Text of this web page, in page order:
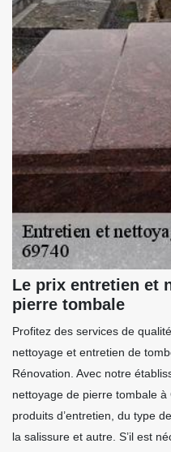
Le prix entretien et
pierre tombale
Profitez des services de
nettoyage et entretien de
Rénovation. Avec notre
nettoyage de pierre tombale
produits d’entretien, du type
la salissure et autre. S’il est